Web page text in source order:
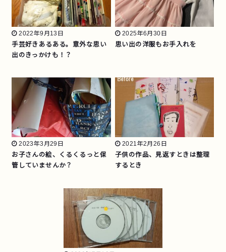
2022年9月13日
手芸好きあるある。意外な思い
出のきっかけも！？
2025年6月30日
思い出の洋服もお手入れを
2023年3月29日
お子さんの絵、くるくるっと保
管していませんか？
2021年2月26日
子供の作品、見返すときは整理
するとき